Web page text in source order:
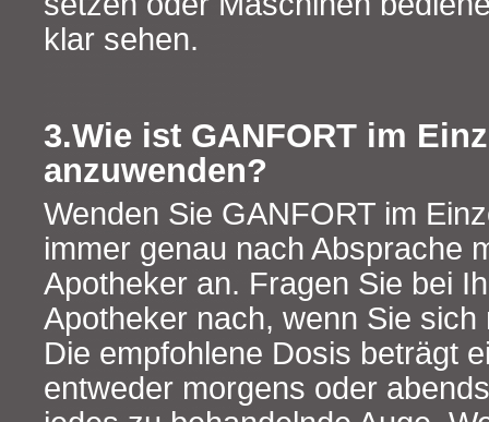
klar sehen.
3.Wie ist GANFORT im
anzuwenden?
Wenden Sie GANFORT im
immer genau nach Absprache
Apotheker an. Fragen Sie bei
Apotheker nach, wenn Sie
Die empfohlene Dosis beträgt
entweder morgens oder